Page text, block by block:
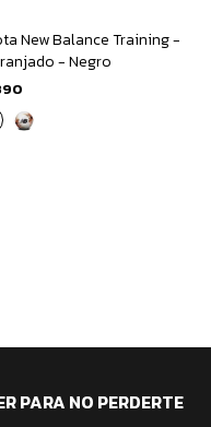
New Balance Training -
- Negro
PARA NO PERDERTE